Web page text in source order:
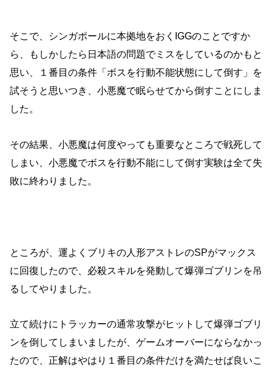
そこで、シンガポールに本拠地をおくIGGのことですか
ら、もしかしたら日本語の問題でミスをしているのかもと
思い、１番目の条件「ボスを行動不能状態にして倒す」を
試そうと思いつき、小悪魔で眠らせてから倒すことにしま
した。
その結果、小悪魔は何度やっても重要なところで戦死して
しまい、小悪魔でボスを行動不能にして倒す実験は全て失
敗に終わりました。
ところが、運よくブリキの人形アストレのSPがマックス
に回復したので、必殺スキルを発動して爆弾ゴブリンを吊
るしてやりました。
立て続けにトラッカーの通常攻撃がヒットして爆弾ゴブリ
ンを倒してしまいましたが、ゲームオーバーにならなかっ
たので、正解はやはり１番目の条件だけを満たせば良いこ